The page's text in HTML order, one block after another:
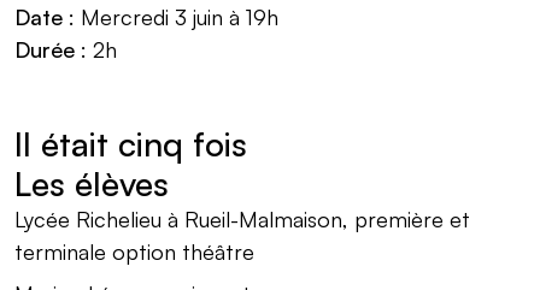
Date : Mercredi 3 juin à 19h
Durée : 2h
Il était cinq fois
Les élèves
Lycée Richelieu à Rueil-Malmaison, première et
terminale option théâtre